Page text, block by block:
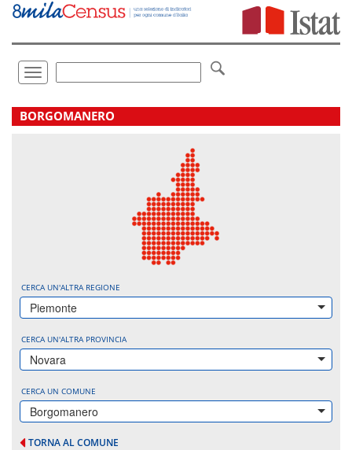
Vai
direttamente
Toggle
navigation
.
BORGOMANERO
CERCA UN'ALTRA REGIONE
Piemonte
CERCA UN'ALTRA PROVINCIA
Novara
CERCA UN COMUNE
Borgomanero
TORNA AL COMUNE